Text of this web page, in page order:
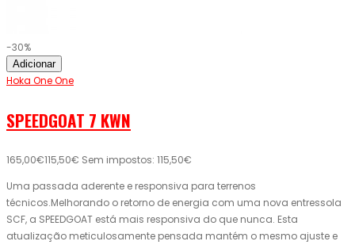
-30%
Adicionar
Hoka One One
SPEEDGOAT 7 KWN
165,00€115,50€ Sem impostos: 115,50€
Uma passada aderente e responsiva para terrenos
técnicos.Melhorando o retorno de energia com uma nova entressola
SCF, a SPEEDGOAT está mais responsiva do que nunca. Esta
atualização meticulosamente pensada mantém o mesmo ajuste e